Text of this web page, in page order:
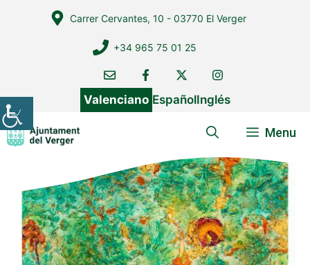
Carrer Cervantes, 10 - 03770 El Verger
+34 965 75 01 25
Valenciano EspañolInglés
Menu